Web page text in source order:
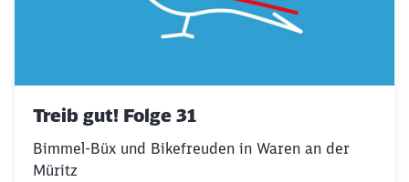
Treib gut! Folge 31
Bimmel-Büx und Bikefreuden in Waren an der
Müritz